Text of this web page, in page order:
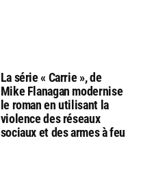
La série « Carrie », de
Mike Flanagan modernise
le roman en utilisant la
violence des réseaux
sociaux et des armes à feu